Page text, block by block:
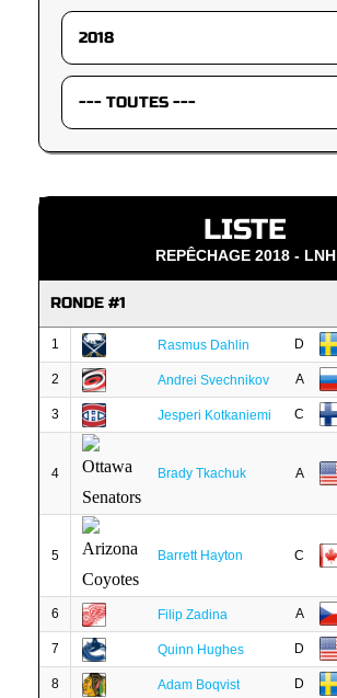
LISTE
REPÊCHAGE 2018 - LNH
RONDE #1
1 Rasmus Dahlin D
2 Andrei Svechnikov A
3 Jesperi Kotkaniemi C
4 Brady Tkachuk A
5 Barrett Hayton C
6 Filip Zadina A
7 Quinn Hughes D
8 Adam Boqvist D